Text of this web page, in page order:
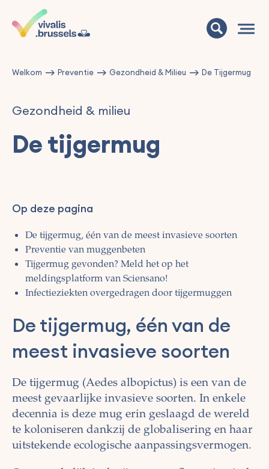
Welkom Preventie Gezondheid & Milieu De Tijgermug
Gezondheid & milieu
De tijgermug
Op deze pagina
De tijgermug, één van de meest invasieve soorten
Preventie van muggenbeten
Tijgermug gevonden? Meld het op het
meldingsplatform van Sciensano!
Infectieziekten overgedragen door tijgermuggen
De tijgermug, één van de
meest invasieve soorten
De tijgermug (Aedes albopictus) is een van de
meest gevaarlijke invasieve soorten. In enkele
decennia is deze mug erin geslaagd de wereld
te koloniseren dankzij de globalisering en haar
uitstekende ecologische aanpassingsvermogen.